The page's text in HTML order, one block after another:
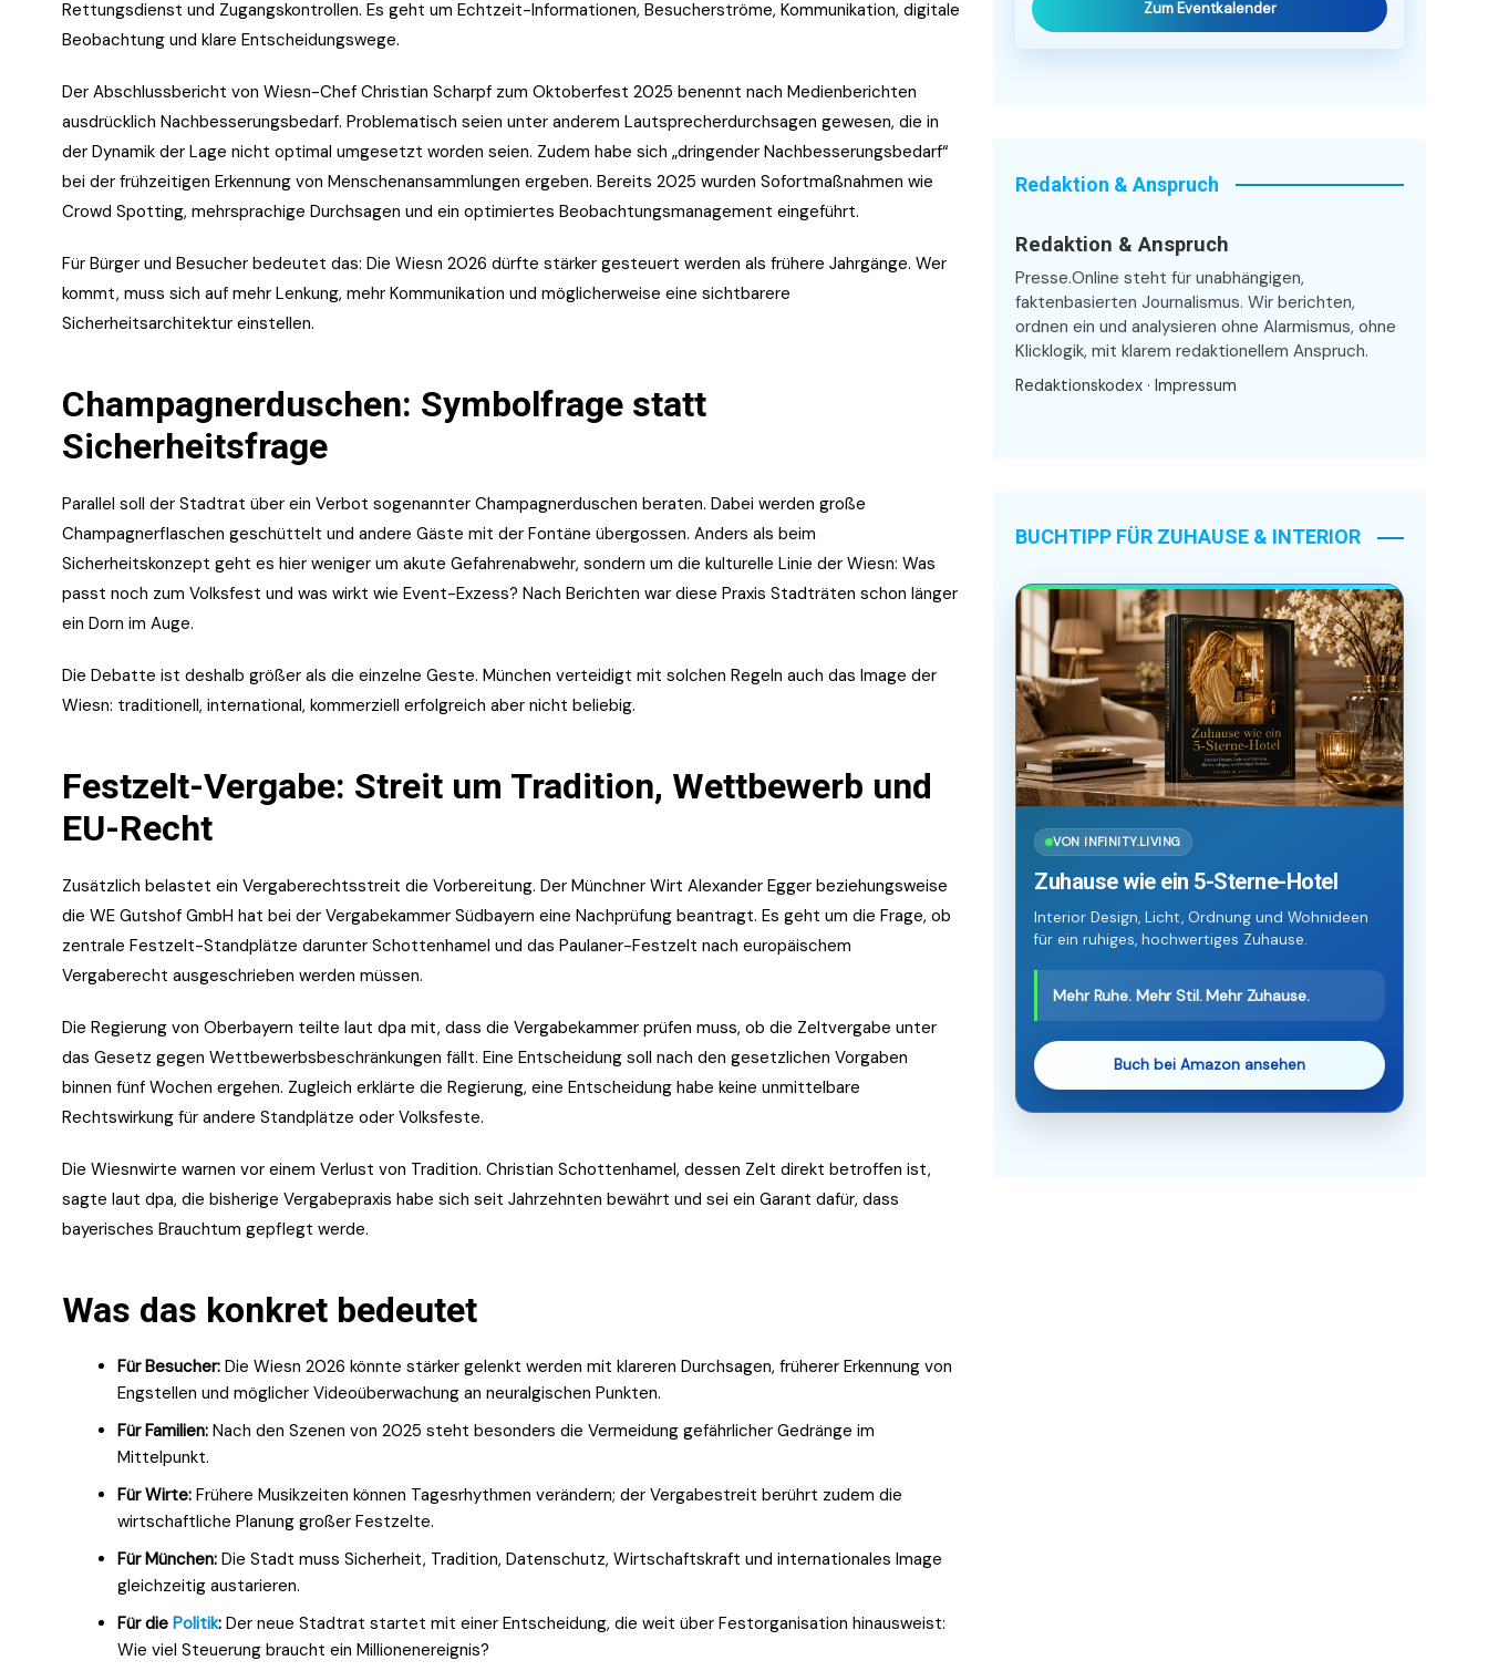
Rettungsdienst und Zugangskontrollen. Es geht um Echtzeit-Informationen, Besucherströme, Kommunikation, digitale
Beobachtung und klare Entscheidungswege.
Der Abschlussbericht von Wiesn-Chef Christian Scharpf zum Oktoberfest 2025 benennt nach Medienberichten
ausdrücklich Nachbesserungsbedarf. Problematisch seien unter anderem Lautsprecherdurchsagen gewesen, die in
der Dynamik der Lage nicht optimal umgesetzt worden seien. Zudem habe sich „dringender Nachbesserungsbedarf“
bei der frühzeitigen Erkennung von Menschenansammlungen ergeben. Bereits 2025 wurden Sofortmaßnahmen wie
Crowd Spotting, mehrsprachige Durchsagen und ein optimiertes Beobachtungsmanagement eingeführt.
Für Bürger und Besucher bedeutet das: Die Wiesn 2026 dürfte stärker gesteuert werden als frühere Jahrgänge. Wer
kommt, muss sich auf mehr Lenkung, mehr Kommunikation und möglicherweise eine sichtbarere
Sicherheitsarchitektur einstellen.
Champagnerduschen: Symbolfrage statt
Sicherheitsfrage
Parallel soll der Stadtrat über ein Verbot sogenannter Champagnerduschen beraten. Dabei werden große
Champagnerflaschen geschüttelt und andere Gäste mit der Fontäne übergossen. Anders als beim
Sicherheitskonzept geht es hier weniger um akute Gefahrenabwehr, sondern um die kulturelle Linie der Wiesn: Was
passt noch zum Volksfest und was wirkt wie Event-Exzess? Nach Berichten war diese Praxis Stadträten schon länger
ein Dorn im Auge.
Die Debatte ist deshalb größer als die einzelne Geste. München verteidigt mit solchen Regeln auch das Image der
Wiesn: traditionell, international, kommerziell erfolgreich aber nicht beliebig.
Festzelt-Vergabe: Streit um Tradition, Wettbewerb und
EU-Recht
Zusätzlich belastet ein Vergaberechtsstreit die Vorbereitung. Der Münchner Wirt Alexander Egger beziehungsweise
die WE Gutshof GmbH hat bei der Vergabekammer Südbayern eine Nachprüfung beantragt. Es geht um die Frage, ob
zentrale Festzelt-Standplätze darunter Schottenhamel und das Paulaner-Festzelt nach europäischem
Vergaberecht ausgeschrieben werden müssen.
Die Regierung von Oberbayern teilte laut dpa mit, dass die Vergabekammer prüfen muss, ob die Zeltvergabe unter
das Gesetz gegen Wettbewerbsbeschränkungen fällt. Eine Entscheidung soll nach den gesetzlichen Vorgaben
binnen fünf Wochen ergehen. Zugleich erklärte die Regierung, eine Entscheidung habe keine unmittelbare
Rechtswirkung für andere Standplätze oder Volksfeste.
Die Wiesnwirte warnen vor einem Verlust von Tradition. Christian Schottenhamel, dessen Zelt direkt betroffen ist,
sagte laut dpa, die bisherige Vergabepraxis habe sich seit Jahrzehnten bewährt und sei ein Garant dafür, dass
bayerisches Brauchtum gepflegt werde.
Was das konkret bedeutet
Für Besucher: Die Wiesn 2026 könnte stärker gelenkt werden mit klareren Durchsagen, früherer Erkennung von
Engstellen und möglicher Videoüberwachung an neuralgischen Punkten.
Für Familien: Nach den Szenen von 2025 steht besonders die Vermeidung gefährlicher Gedränge im
Mittelpunkt.
Für Wirte: Frühere Musikzeiten können Tagesrhythmen verändern; der Vergabestreit berührt zudem die
wirtschaftliche Planung großer Festzelte.
Für München: Die Stadt muss Sicherheit, Tradition, Datenschutz, Wirtschaftskraft und internationales Image
gleichzeitig austarieren.
Für die Politik: Der neue Stadtrat startet mit einer Entscheidung, die weit über Festorganisation hinausweist:
Wie viel Steuerung braucht ein Millionenereignis?
Zum Eventkalender
Redaktion & Anspruch
Redaktion & Anspruch
Presse.Online steht für unabhängigen,
faktenbasierten Journalismus. Wir berichten,
ordnen ein und analysieren ohne Alarmismus, ohne
Klicklogik, mit klarem redaktionellem Anspruch.
Redaktionskodex · Impressum
BUCHTIPP FÜR ZUHAUSE & INTERIOR
VON INFINITY.LIVING
Zuhause wie ein 5-Sterne-Hotel
Interior Design, Licht, Ordnung und Wohnideen
für ein ruhiges, hochwertiges Zuhause.
Mehr Ruhe. Mehr Stil. Mehr Zuhause.
Buch bei Amazon ansehen